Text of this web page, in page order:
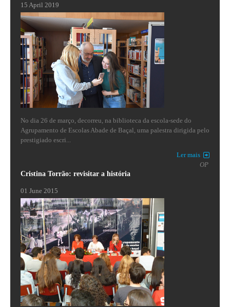
15 April 2019
No dia 26 de março, decorreu, na biblioteca da escola-sede do
Agrupamento de Escolas Abade de Baçal, uma palestra dirigida pelo
prestigiado escri...
Ler mais
OP
Cristina Torrão: revisitar a história
01 June 2015